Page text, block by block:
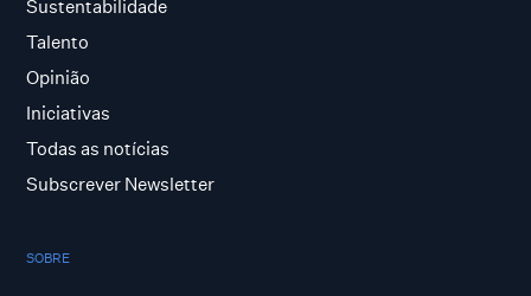
Sustentabilidade
Talento
Opinião
Iniciativas
Todas as notícias
Subscrever Newsletter
SOBRE